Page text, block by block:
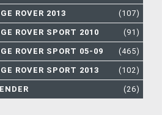
ROVER 2013 (107)
ROVER SPORT 2010 (91)
ROVER SPORT 05-09 (465)
ROVER SPORT 2013 (102)
(26)